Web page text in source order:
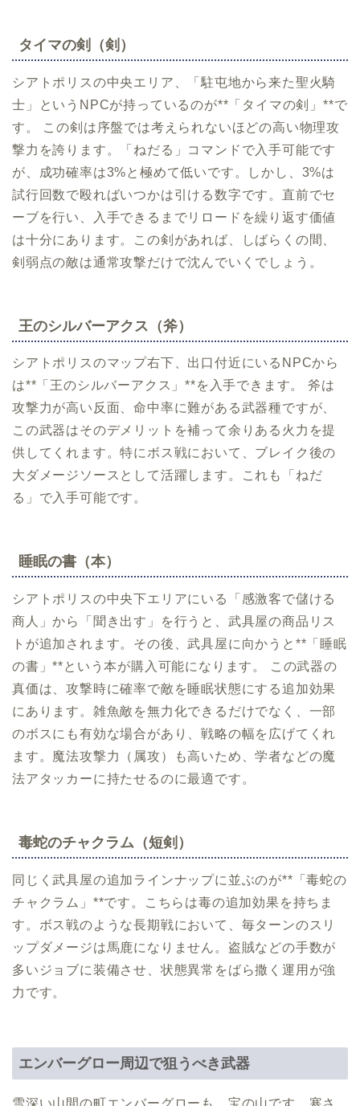
タイマの剣（剣）
シアトポリスの中央エリア、「駐屯地から来た聖火騎
士」というNPCが持っているのが**「タイマの剣」**で
す。 この剣は序盤では考えられないほどの高い物理攻
撃力を誇ります。「ねだる」コマンドで入手可能です
が、成功確率は3%と極めて低いです。しかし、3%は
試行回数で殴ればいつかは引ける数字です。直前でセ
ーブを行い、入手できるまでリロードを繰り返す価値
は十分にあります。この剣があれば、しばらくの間、
剣弱点の敵は通常攻撃だけで沈んでいくでしょう。
王のシルバーアクス（斧）
シアトポリスのマップ右下、出口付近にいるNPCから
は**「王のシルバーアクス」**を入手できます。 斧は
攻撃力が高い反面、命中率に難がある武器種ですが、
この武器はそのデメリットを補って余りある火力を提
供してくれます。特にボス戦において、ブレイク後の
大ダメージソースとして活躍します。これも「ねだ
る」で入手可能です。
睡眠の書（本）
シアトポリスの中央下エリアにいる「感激客で儲ける
商人」から「聞き出す」を行うと、武具屋の商品リス
トが追加されます。その後、武具屋に向かうと**「睡眠
の書」**という本が購入可能になります。 この武器の
真価は、攻撃時に確率で敵を睡眠状態にする追加効果
にあります。雑魚敵を無力化できるだけでなく、一部
のボスにも有効な場合があり、戦略の幅を広げてくれ
ます。魔法攻撃力（属攻）も高いため、学者などの魔
法アタッカーに持たせるのに最適です。
毒蛇のチャクラム（短剣）
同じく武具屋の追加ラインナップに並ぶのが**「毒蛇の
チャクラム」**です。こちらは毒の追加効果を持ちま
す。ボス戦のような長期戦において、毎ターンのスリ
ップダメージは馬鹿になりません。盗賊などの手数が
多いジョブに装備させ、状態異常をばら撒く運用が強
力です。
エンバーグロー周辺で狙うべき武器